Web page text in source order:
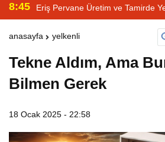
8:45 Eriş Pervane Üretim ve Tamirde
anasayfa yelkenli
Tekne Aldım, Ama
Bilmen Gerek
18 Ocak 2025 - 22:58